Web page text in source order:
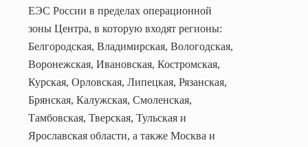
ЕЭС России в пределах операционной
зоны Центра, в которую входят регионы:
Белгородская, Владимирская, Вологодская,
Воронежская, Ивановская, Костромская,
Курская, Орловская, Липецкая, Рязанская,
Брянская, Калужская, Смоленская,
Тамбовская, Тверская, Тульская и
Ярославская области, а также Москва и